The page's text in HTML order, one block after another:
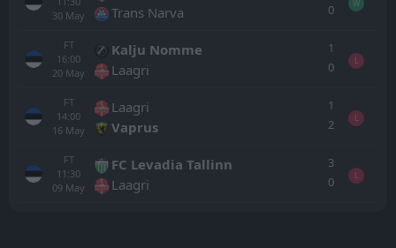
30 May
Trans Narva
0
W
FT
16:00
20 May
Kalju Nomme
Laagri
1
0
L
FT
14:00
16 May
Laagri
Vaprus
1
2
L
FT
11:30
09 May
FC Levadia Tallinn
Laagri
3
0
L